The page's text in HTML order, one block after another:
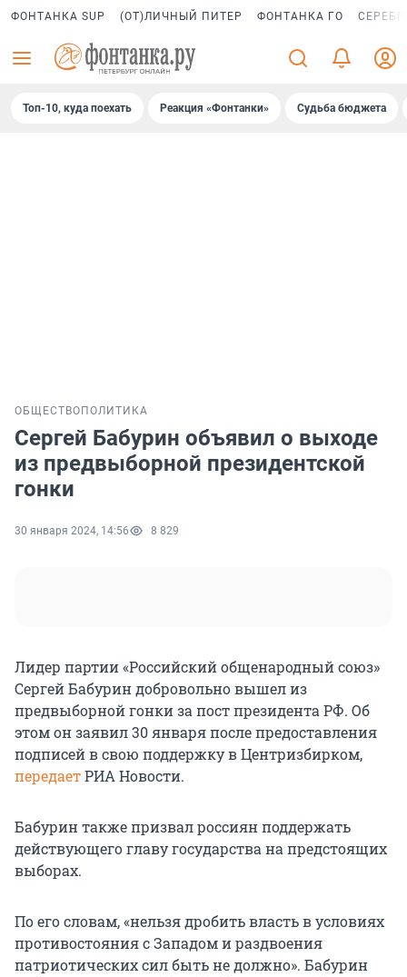
ФОНТАНКА SUP (ОТ)ЛИЧНЫЙ ПИТЕР ФОНТАНКА ГО
Топ-10, куда поехать Реакция «Фонтанки» Судьба бюджета
ОБЩЕСТВО ПОЛИТИКА
Сергей Бабурин объявил о выходе
из предвыборной президентской
гонки
30 января 2024, 14:56 8 829
Лидер партии «Российский общенародный союз»
Сергей Бабурин добровольно вышел из
предвыборной гонки за пост президента РФ. Об
этом он заявил 30 января после предоставления
подписей в свою поддержку в Центризбирком,
передаетРИА Новости.
Бабурин также призвал россиян поддержать
действующего главу государства на предстоящих
выборах.
По его словам, «нельзя дробить власть в условиях
противостояния с Западом и раздвоения
патриотических сил быть не должно». Бабурин